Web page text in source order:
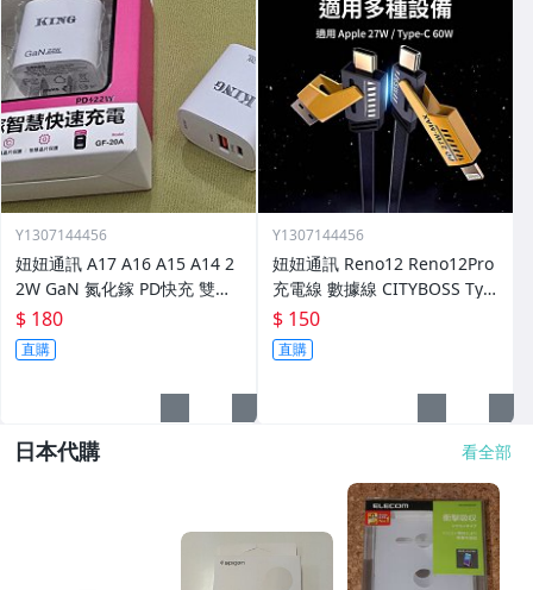
Y1307144456
妞妞通訊 A17 A16 A15 A14 2
2W GaN 氮化鎵 PD快充 雙充
PD頭 快充線 A26 A25 A52S
$ 180
直購
Y1307144456
妞妞通訊 Reno12 Reno12Pro
充電線 數據線 CITYBOSS Typ
eC Reno12F 四合一 Reno13
Reno13F
$ 150
直購
日本代購 看全部